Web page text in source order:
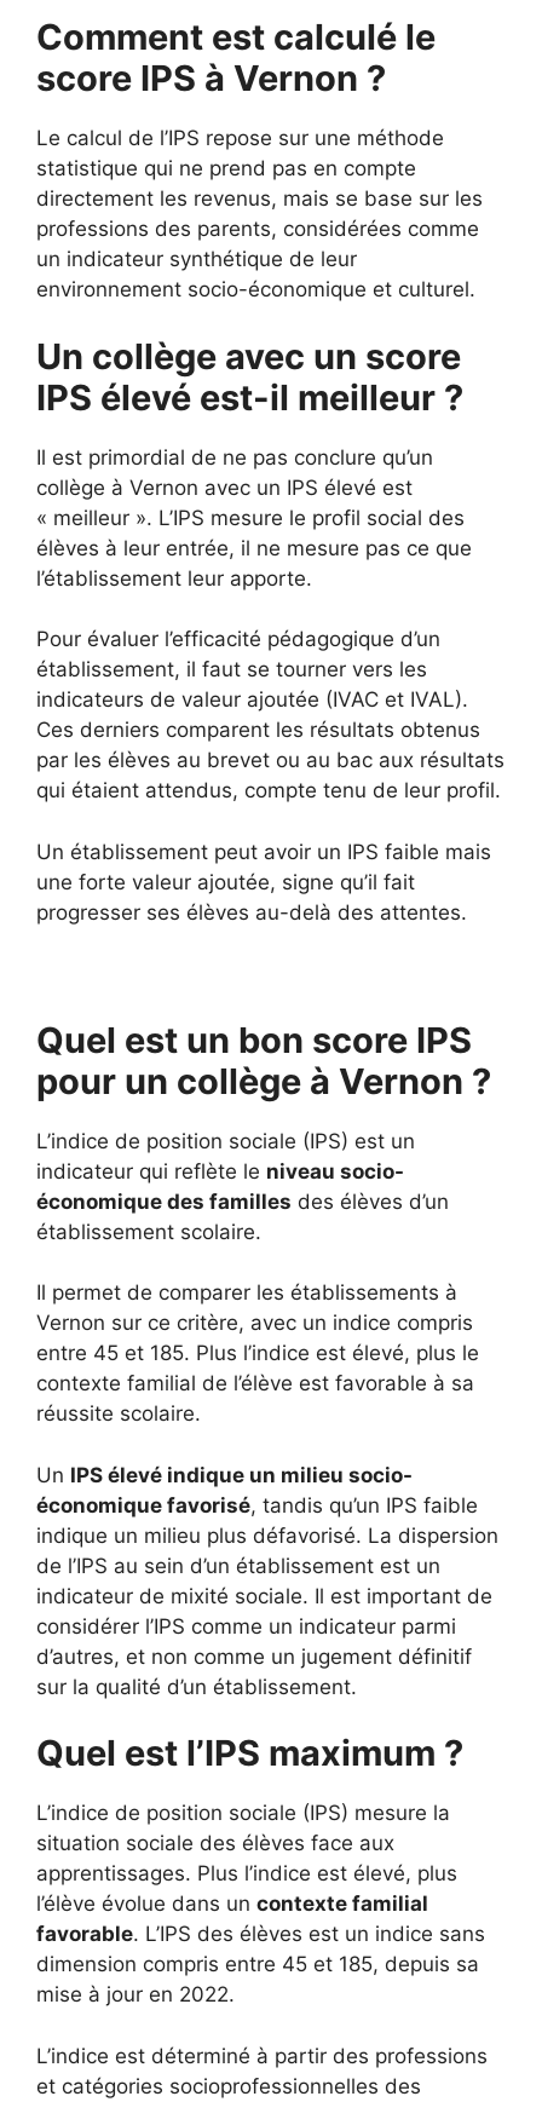
Comment est calculé le
score IPS à Vernon ?
Le calcul de l’IPS repose sur une méthode
statistique qui ne prend pas en compte
directement les revenus, mais se base sur les
professions des parents, considérées comme
un indicateur synthétique de leur
environnement socio-économique et culturel.
Un collège avec un score
IPS élevé est-il meilleur ?
Il est primordial de ne pas conclure qu’un
collège à Vernon avec un IPS élevé est
« meilleur ». L’IPS mesure le profil social des
élèves à leur entrée, il ne mesure pas ce que
l’établissement leur apporte.
Pour évaluer l’efficacité pédagogique d’un
établissement, il faut se tourner vers les
indicateurs de valeur ajoutée (IVAC et IVAL).
Ces derniers comparent les résultats obtenus
par les élèves au brevet ou au bac aux résultats
qui étaient attendus, compte tenu de leur profil.
Un établissement peut avoir un IPS faible mais
une forte valeur ajoutée, signe qu’il fait
progresser ses élèves au-delà des attentes.
Quel est un bon score IPS
pour un collège à Vernon ?
L’indice de position sociale (IPS) est un
indicateur qui reflète le niveau socio-
économique des familles des élèves d’un
établissement scolaire.
Il permet de comparer les établissements à
Vernon sur ce critère, avec un indice compris
entre 45 et 185. Plus l’indice est élevé, plus le
contexte familial de l’élève est favorable à sa
réussite scolaire.
Un IPS élevé indique un milieu socio-
économique favorisé, tandis qu’un IPS faible
indique un milieu plus défavorisé. La dispersion
de l’IPS au sein d’un établissement est un
indicateur de mixité sociale. Il est important de
considérer l’IPS comme un indicateur parmi
d’autres, et non comme un jugement définitif
sur la qualité d’un établissement.
Quel est l’IPS maximum ?
L’indice de position sociale (IPS) mesure la
situation sociale des élèves face aux
apprentissages. Plus l’indice est élevé, plus
l’élève évolue dans un contexte familial
favorable. L’IPS des élèves est un indice sans
dimension compris entre 45 et 185, depuis sa
mise à jour en 2022.
L’indice est déterminé à partir des professions
et catégories socioprofessionnelles des